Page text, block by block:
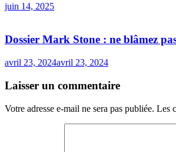
juin 14, 2025
Dossier Mark Stone : ne blâmez
avril 23, 2024avril 23, 2024
Laisser un commentaire
Votre adresse e-mail ne sera pas publiée. Les